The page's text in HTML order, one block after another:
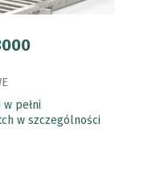
pełni
w szczególności